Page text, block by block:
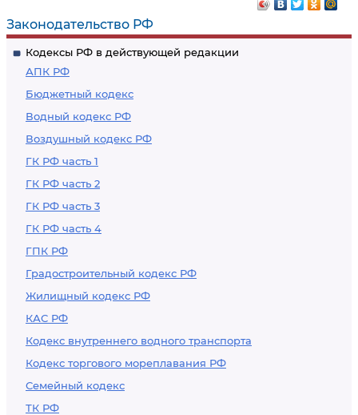
Законодательство РФ
Кодексы РФ в действующей редакции
АПК РФ
Бюджетный кодекс
Водный кодекс РФ
Воздушный кодекс РФ
ГК РФ часть 1
ГК РФ часть 2
ГК РФ часть 3
ГК РФ часть 4
ГПК РФ
Градостроительный кодекс РФ
Жилищный кодекс РФ
КАС РФ
Кодекс внутреннего водного транспорта
Кодекс торгового мореплавания РФ
Семейный кодекс
ТК РФ